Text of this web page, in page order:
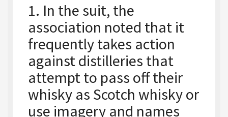
1. In the suit, the
association noted that it
frequently takes action
against distilleries that
attempt to pass off their
whisky as Scotch whisky or
use imagery and names